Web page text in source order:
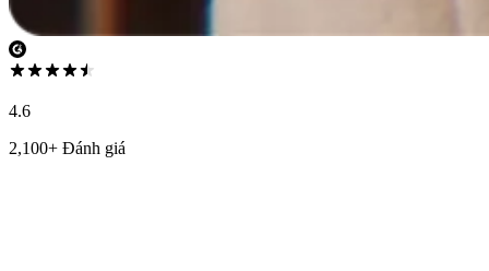
4.6
2,100+ Đánh giá